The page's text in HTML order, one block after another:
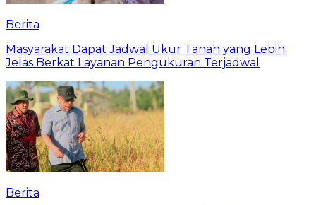
Berita
Masyarakat Dapat Jadwal Ukur Tanah yang Lebih
Jelas Berkat Layanan Pengukuran Terjadwal
Berita